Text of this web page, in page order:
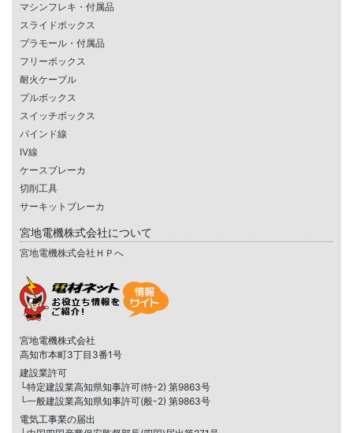
マシンフレキ・付属品
スライドボックス
プラモール・付属品
フリーボックス
耐火ケーブル
プルボックス
スイッチボックス
バインド線
IV線
ケースブレーカ
切削工具
サーキットブレーカ
宮地電機株式会社について
宮地電機株式会社ＨＰへ
宮地電機株式会社
高知市本町3丁目3番1号
建設業許可
└特定建設業高知県知事許可(特-2) 第9863号
└一般建設業高知県知事許可(般-2) 第9863号
電気工事業の届出